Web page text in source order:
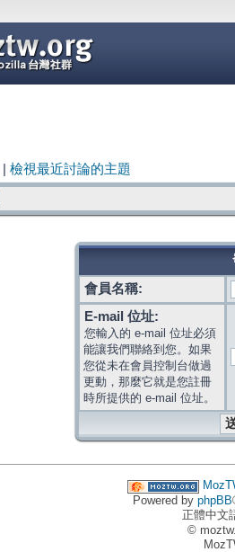
檢視最近討論的主題
會員名稱:
E-mail 位址:
您輸入的 e-mail 位址必須
能讓我們聯絡到您。如果
您從未在會員控制台做過
更動，那麼它就是您註冊
時所提供的 e-mail 位址。
Powered by phpBB
正體中文
©